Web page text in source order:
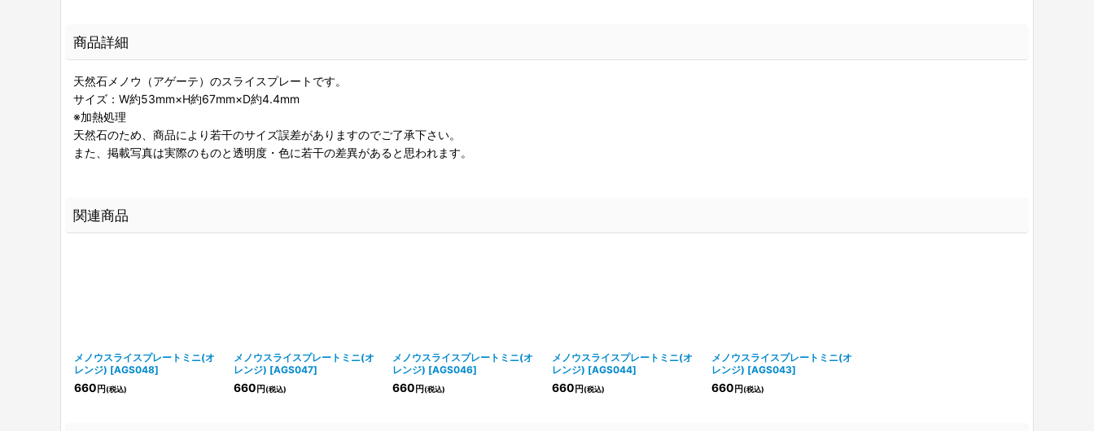
商品詳細
天然石メノウ（アゲーテ）のスライスプレートです。
サイズ：W約53mm×H約67mm×D約4.4mm
※加熱処理
天然石のため、商品により若干のサイズ誤差がありますのでご了承下さい。
また、掲載写真は実際のものと透明度・色に若干の差異があると思われます。
関連商品
メノウスライスプレートミニ(オ
レンジ) [AGS048]
660 円(税込)
メノウスライスプレートミニ(オ
レンジ) [AGS047]
660 円(税込)
メノウスライスプレートミニ(オ
レンジ) [AGS046]
660 円(税込)
メノウスライスプレートミニ(オ
レンジ) [AGS044]
660 円(税込)
メノウスライスプレートミニ(オ
レンジ) [AGS043]
660 円(税込)